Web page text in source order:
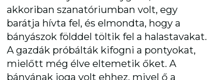
akkoriban szanatóriumban volt, egy
barátja hívta fel, és elmondta, hogy a
bányászok földdel töltik fel a halastavakat.
A gazdák próbálták kifogni a pontyokat,
mielőtt még élve eltemetik őket. A
bányának joga volt ehhez, mivel ő a